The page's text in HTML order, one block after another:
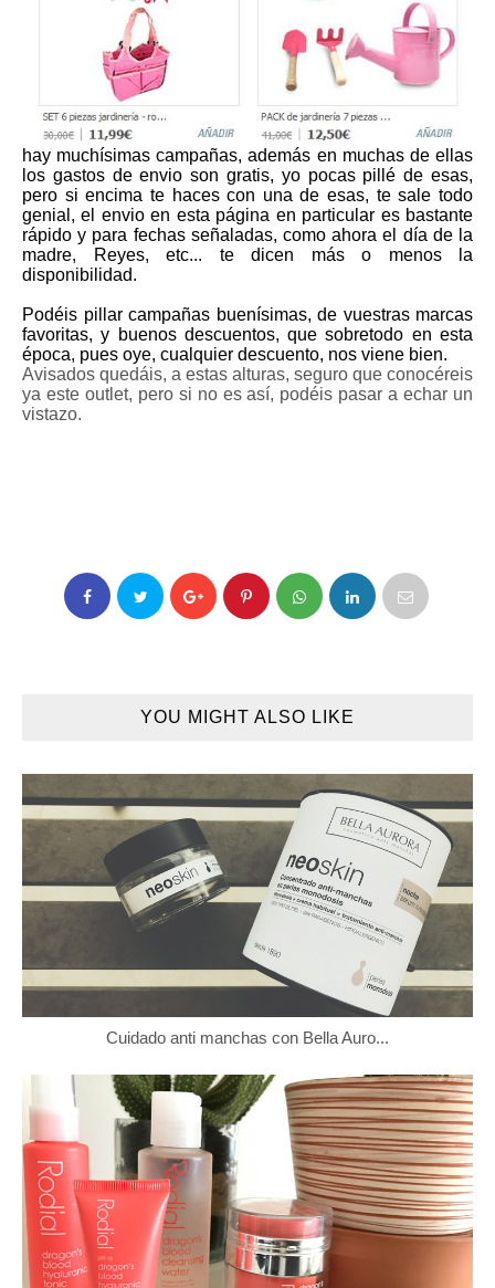
hay muchísimas campañas, además en muchas de ellas
los gastos de envio son gratis, yo pocas pillé de esas,
pero si encima te haces con una de esas, te sale todo
genial, el envio en esta página en particular es bastante
rápido y para fechas señaladas, como ahora el día de la
madre, Reyes, etc... te dicen más o menos la
disponibilidad.
Podéis pillar campañas buenísimas, de vuestras marcas
favoritas, y buenos descuentos, que sobretodo en esta
época, pues oye, cualquier descuento, nos viene bien.
Avisados quedáis, a estas alturas, seguro que conocéreis
ya este outlet, pero si no es así, podéis pasar a echar un
vistazo.
YOU MIGHT ALSO LIKE
Cuidado anti manchas con Bella Auro...